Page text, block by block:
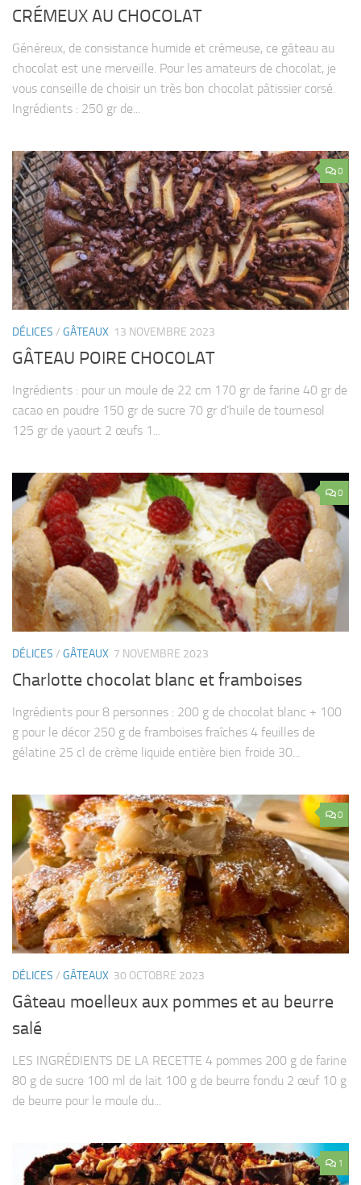
CRÉMEUX AU CHOCOLAT
Généreux, de consistance humide et crémeuse, ce gâteau au
chocolat est une merveille. Pour les amateurs de chocolat, je
vous conseille de choisir un très bon chocolat pâtissier corsé.
Ingrédients : 250 gr de...
0
DÉLICES / GÂTEAUX 13 NOVEMBRE 2023
GÂTEAU POIRE CHOCOLAT
Ingrédients : pour un moule de 22 cm 170 gr de farine 40 gr de
cacao en poudre 150 gr de sucre 70 gr d’huile de tournesol
125 gr de yaourt 2 œufs 1...
0
DÉLICES / GÂTEAUX 7 NOVEMBRE 2023
Charlotte chocolat blanc et framboises
Ingrédients pour 8 personnes : 200 g de chocolat blanc + 100
g pour le décor 250 g de framboises fraîches 4 feuilles de
gélatine 25 cl de crème liquide entière bien froide 30...
0
DÉLICES / GÂTEAUX 30 OCTOBRE 2023
Gâteau moelleux aux pommes et au beurre
salé
LES INGRÉDIENTS DE LA RECETTE 4 pommes 200 g de farine
80 g de sucre 100 ml de lait 100 g de beurre fondu 2 œuf 10 g
de beurre pour le moule du...
1